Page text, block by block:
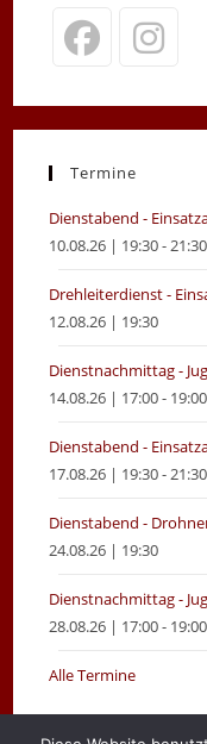
in
new
in
new
Termine
Dienstabend -
10.08.26 | 19:30 - 21:30
Drehleiterdienst -
12.08.26 | 19:30
Dienstnachmittag -
14.08.26 | 17:00 - 19:00
Dienstabend -
17.08.26 | 19:30 - 21:30
Dienstabend -
24.08.26 | 19:30
Dienstnachmittag -
28.08.26 | 17:00 - 19:00
Alle Termine